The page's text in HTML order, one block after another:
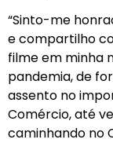
“Sinto-me
e compartilho
filme em minha
pandemia, de
assento no
Comércio, até
caminhando no